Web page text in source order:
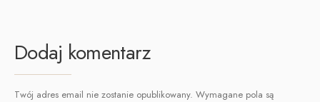
Dodaj komentarz
Twój adres email nie zostanie opublikowany. Wymagane pola są